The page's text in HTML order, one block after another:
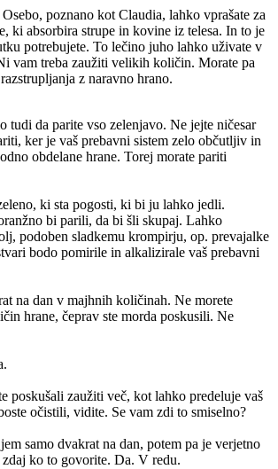
poznano kot Claudia, lahko vprašate za
ki absorbira strupe in kovine iz telesa. In to je
potrebujete. To lečino juho lahko uživate v
vam treba zaužiti velikih količin. Morate pa
z naravno hrano.
tudi da parite vso zelenjavo. Ne jejte ničesar
ker je vaš prebavni sistem zelo občutljiv in
obdelane hrane. Torej morate pariti
ki sta pogosti, ki bi ju lahko jedli.
bi parili, da bi šli skupaj. Lahko
podoben sladkemu krompirju, op. prevajalke
bodo pomirile in alkalizirale vaš prebavni
na dan v majhnih količinah. Ne morete
hrane, čeprav ste morda poskusili. Ne
poskušali zaužiti več, kot lahko predeluje vaš
očistili, vidite. Se vam zdi to smiselno?
samo dvakrat na dan, potem pa je verjetno
ko to govorite. Da. V redu.